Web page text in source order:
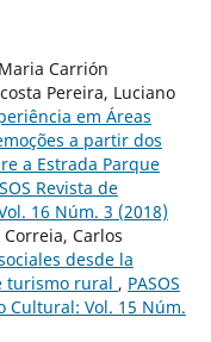
Carrión
Pereira, Luciano
em Áreas
a partir dos
a Estrada Parque
Revista de
16 Núm. 3 (2018)
Carlos
desde la
turismo rural , PASOS
Cultural: Vol. 15 Núm.